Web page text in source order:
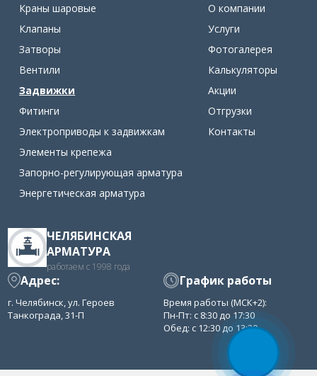
Краны шаровые
Клапаны
Затворы
Вентили
Задвижки
Фитинги
Электроприводы к задвижкам
Элементы крепежа
Запорно-регулирующая арматура
Энергетическая арматура
О компании
Услуги
Фотогалерея
Калькуляторы
Акции
Отгрузки
Контакты
ЧЕЛЯБИНСКАЯ
АРМАТУРА
работаем с 1998 года
Адрес:
г. Челябинск, ул. Героев
Танкограда, 31-П
График работы
Время работы (МСК+2):
Пн-Пт: с 8:30 до 17:30
Обед: с 12:30 до 13:30